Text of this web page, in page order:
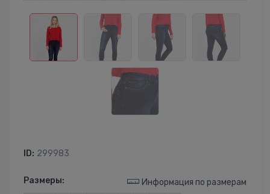
ID: 299983
Размеры: Информация по размерам